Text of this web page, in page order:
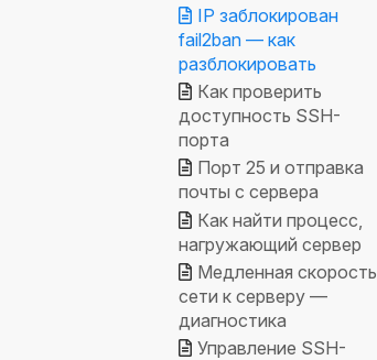
IP заблокирован
fail2ban — как
разблокировать
Как проверить
доступность SSH-
порта
Порт 25 и отправка
почты с сервера
Как найти процесс,
нагружающий сервер
Медленная скорость
сети к серверу —
диагностика
Управление SSH-